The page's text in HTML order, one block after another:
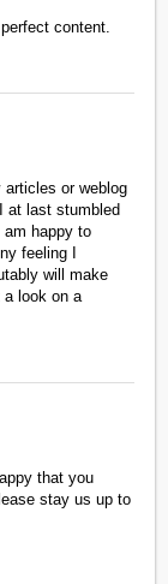
content.
articles or weblog
at last stumbled
am happy to
feeling I
will make
a look on a
that you
stay us up to